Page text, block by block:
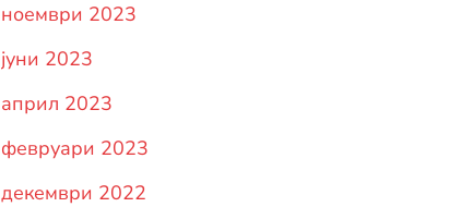
ноември 2023
јуни 2023
април 2023
февруари 2023
декември 2022